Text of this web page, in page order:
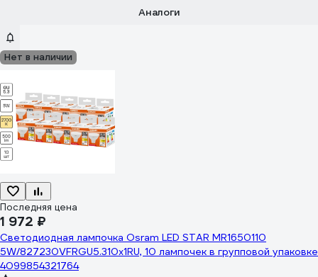
Аналоги
Нет в наличии
Последняя цена
1 972 ₽
Светодиодная лампочка Osram LED STAR MR1650110
5W/827230VFRGU5.310x1RU, 10 лампочек в групповой упаковке
4099854321764